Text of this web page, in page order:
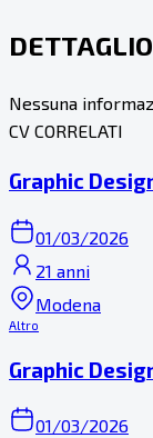
Nessuna
CV CORRELATI
Graphic
01/03/2026
21 anni
Modena
Altro
Graphic
01/03/2026